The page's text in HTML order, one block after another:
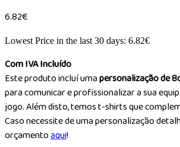
6.82€
Lowest Price in the last 30 days: 6.82€
Com IVA Incluído
Este produto incluí umapersonalização de
para comunicar e profissionalizar a sua
jogo. Além disto, temos t-shirts que
Caso necessite de uma personalização
orçamentoaqui!